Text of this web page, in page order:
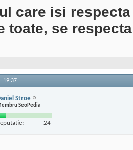
care isi
toate, se
19:37
Stroe
SeoPedia
24